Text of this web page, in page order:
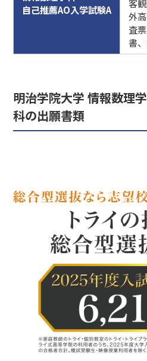
自己推薦AO入学試験A
客
外
査
書
明治学院大学 情報数理
科の出願書類